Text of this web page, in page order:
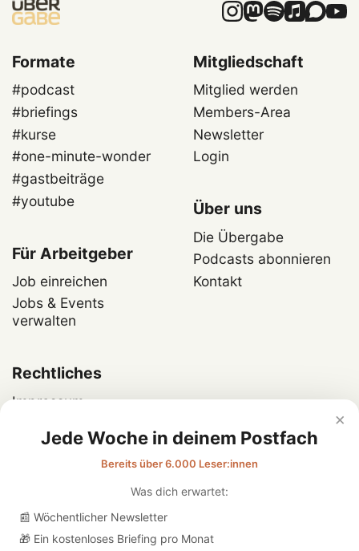
Formate
#podcast
#briefings
#kurse
#one-minute-wonder
#gastbeiträge
#youtube
Mitgliedschaft
Mitglied werden
Members-Area
Newsletter
Login
Für Arbeitgeber
Job einreichen
Jobs & Events
verwalten
Über uns
Die Übergabe
Podcasts abonnieren
Kontakt
Rechtliches
Impressum
×
Jede Woche in deinem Postfach
Bereits über 6.000 Leser:innen
Was dich erwartet:
📰 Wöchentlicher Newsletter
🎁 Ein kostenloses Briefing pro Monat